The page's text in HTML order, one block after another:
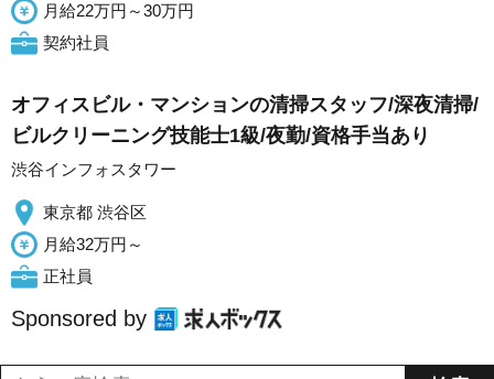
月給22万円～30万円
契約社員
オフィスビル・マンションの清掃スタッフ/深夜清掃/
ビルクリーニング技能士1級/夜勤/資格手当あり
渋谷インフォスタワー
東京都 渋谷区
月給32万円～
正社員
Sponsored by